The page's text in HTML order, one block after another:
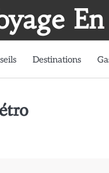
Destinations